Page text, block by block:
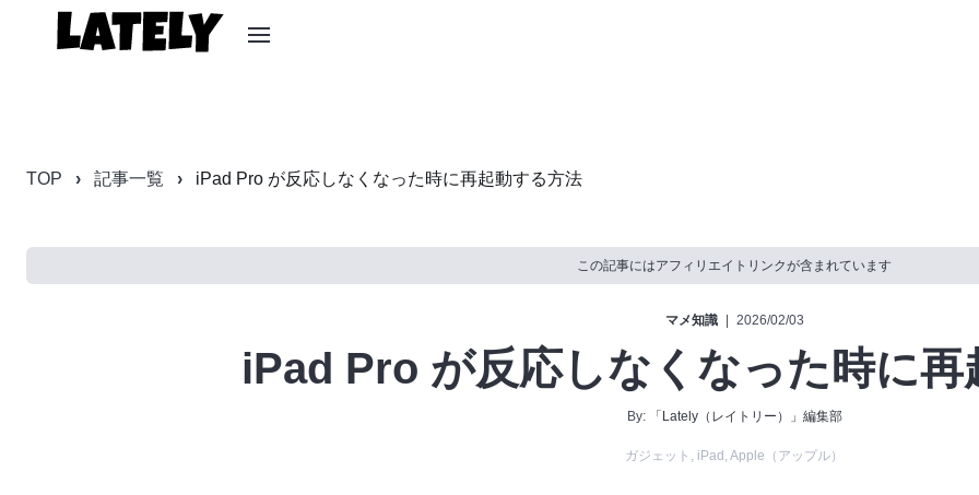
TOP 記事一覧 iPad Pro が反応しなくなった時に再起動する方法
この記事にはアフィリエイトリンクが含まれています
マメ知識 2026/02/03
iPad Pro が反応しなくなった時に再
By: 「Lately（レイトリー）」編集部
ガジェット , iPad , Apple（アップル）